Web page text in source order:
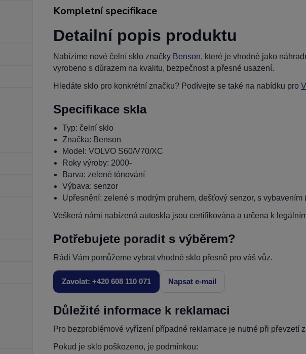
Kompletní specifikace
Detailní popis produktu
Nabízíme nové čelní sklo značky Benson, které je vhodné jako
vyrobeno s důrazem na kvalitu, bezpečnost a přesné usazení.
Hledáte sklo pro konkrétní značku? Podívejte se také na nabídku pro
Specifikace skla
Typ: čelní sklo
Značka: Benson
Model: VOLVO S60/V70/XC
Roky výroby: 2000-
Barva: zelené tónování
Výbava: senzor
Upřesnění: zelené s modrým pruhem, dešťový senzor, s vybavením
Veškerá námi nabízená autoskla jsou certifikována a určena k
Potřebujete poradit s výběrem?
Rádi Vám pomůžeme vybrat vhodné sklo přesně pro váš vůz.
Zavolat: +420 608 110 071 Napsat e-mail
Důležité informace k reklamaci
Pro bezproblémové vyřízení případné reklamace je nutné při převzetí
Pokud je sklo poškozeno, je podmínkou: